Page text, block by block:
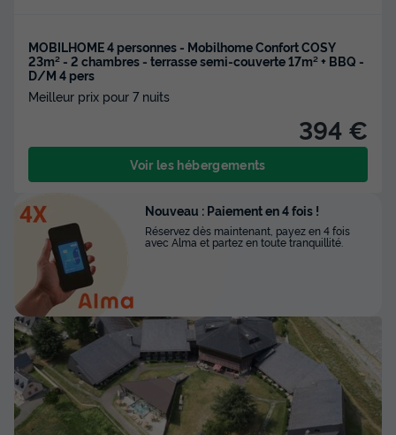
MOBILHOME 4 personnes - Mobilhome Confort COSY
23m² - 2 chambres - terrasse semi-couverte 17m² + BBQ -
D/M 4 pers
Meilleur prix pour 7 nuits
394 €
Voir les hébergements
Nouveau : Paiement en 4 fois !
Réservez dès maintenant, payez en 4 fois
avec Alma et partez en toute tranquillité.